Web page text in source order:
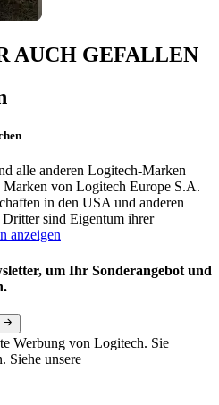
AUCH GEFALLEN
alle anderen Logitech-Marken
Marken von Logitech Europe S.A.
in den USA und anderen
sind Eigentum ihrer
anzeigen
um Ihr Sonderangebot und
Werbung von Logitech. Sie
Siehe unsere